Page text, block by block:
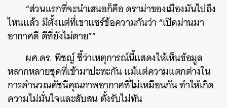
“ส่วนแรกที่จะนำเสนอก็คือ ดราม่าของเมืองมันไปถึง
ไหนแล้ว มีตั้งแต่ที่เขาแชร์ข้อความกันว่า “เปิดม่านมา
อากาศดี ดีที่ยังไม่ตาย””
ผศ.ดร. พิชญ์ ชี้ว่าเหตุการณ์นี้แสดงให้เห็นข้อมูล
หลากหลายชุดที่เข้ามาปะทะกัน แม้แต่ความแตกต่างใน
การคำนวณดัชนีคุณภาพอากาศที่ไม่เหมือนกัน ทำให้เกิด
ความไม่มั่นใจและสับสน ตั้งรับไม่ทัน